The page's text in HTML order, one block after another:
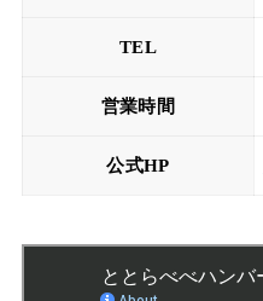
TEL
営業時間
公式HP